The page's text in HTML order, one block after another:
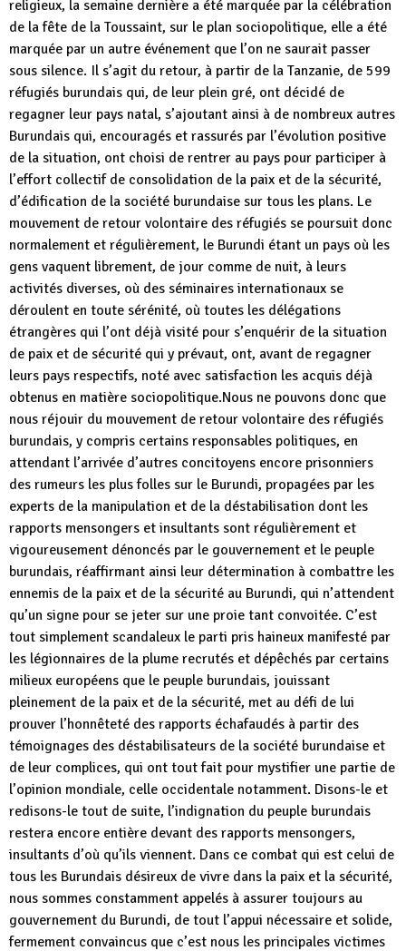
religieux, la semaine dernière a été marquée par la célébration
de la fête de la Toussaint, sur le plan sociopolitique, elle a été
marquée par un autre événement que l’on ne saurait passer
sous silence. Il s’agit du retour, à partir de la Tanzanie, de 599
réfugiés burundais qui, de leur plein gré, ont décidé de
regagner leur pays natal, s’ajoutant ainsi à de nombreux autres
Burundais qui, encouragés et rassurés par l’évolution positive
de la situation, ont choisi de rentrer au pays pour participer à
l’effort collectif de consolidation de la paix et de la sécurité,
d’édification de la société burundaise sur tous les plans. Le
mouvement de retour volontaire des réfugiés se poursuit donc
normalement et régulièrement, le Burundi étant un pays où les
gens vaquent librement, de jour comme de nuit, à leurs
activités diverses, où des séminaires internationaux se
déroulent en toute sérénité, où toutes les délégations
étrangères qui l’ont déjà visité pour s’enquérir de la situation
de paix et de sécurité qui y prévaut, ont, avant de regagner
leurs pays respectifs, noté avec satisfaction les acquis déjà
obtenus en matière sociopolitique.Nous ne pouvons donc que
nous réjouir du mouvement de retour volontaire des réfugiés
burundais, y compris certains responsables politiques, en
attendant l’arrivée d’autres concitoyens encore prisonniers
des rumeurs les plus folles sur le Burundi, propagées par les
experts de la manipulation et de la déstabilisation dont les
rapports mensongers et insultants sont régulièrement et
vigoureusement dénoncés par le gouvernement et le peuple
burundais, réaffirmant ainsi leur détermination à combattre les
ennemis de la paix et de la sécurité au Burundi, qui n’attendent
qu’un signe pour se jeter sur une proie tant convoitée. C’est
tout simplement scandaleux le parti pris haineux manifesté par
les légionnaires de la plume recrutés et dépêchés par certains
milieux européens que le peuple burundais, jouissant
pleinement de la paix et de la sécurité, met au défi de lui
prouver l’honnêteté des rapports échafaudés à partir des
témoignages des déstabilisateurs de la société burundaise et
de leur complices, qui ont tout fait pour mystifier une partie de
l’opinion mondiale, celle occidentale notamment. Disons-le et
redisons-le tout de suite, l’indignation du peuple burundais
restera encore entière devant des rapports mensongers,
insultants d’où qu’ils viennent. Dans ce combat qui est celui de
tous les Burundais désireux de vivre dans la paix et la sécurité,
nous sommes constamment appelés à assurer toujours au
gouvernement du Burundi, de tout l’appui nécessaire et solide,
fermement convaincus que c’est nous les principales victimes